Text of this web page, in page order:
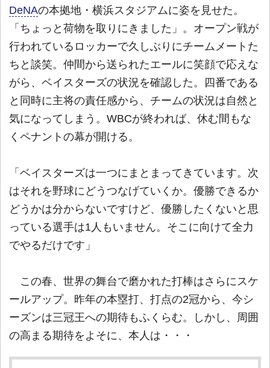
DeNAの本拠地・横浜スタジアムに姿を見せた。
「ちょっと荷物を取りにきました」。オープン戦が
行われているロッカーで久しぶりにチームメートた
ちと談笑。仲間から送られたエールに笑顔で応えな
がら、ベイスターズの状況を確認した。四番である
と同時に主将の責任感から、チームの状況は自然と
気になってしまう。WBCが終われば、休む間もな
くペナントの幕が開ける。
「ベイスターズは一つにまとまってきています。次
はそれを野球にどうつなげていくか。優勝できるか
どうかは分からないですけど、優勝したくないと思
っている選手は1人もいません。そこに向けて全力
でやるだけです」
この春、世界の舞台で磨かれた打棒はさらにスケ
ールアップ。昨年の本塁打、打点の2冠から、今シ
ーズンは三冠王への期待もふくらむ。しかし、周囲
の高まる期待をよそに、本人は・・・